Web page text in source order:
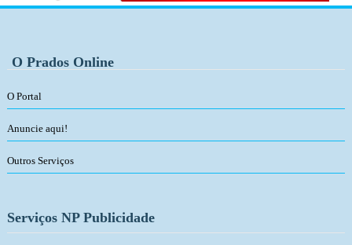
O Prados Online
O Portal
Anuncie aqui!
Outros Serviços
Serviços NP Publicidade